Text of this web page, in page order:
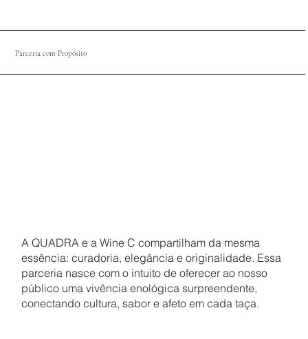
Parceria com Propósito
A QUADRA e a Wine C compartilham da mesma
essência: curadoria, elegância e originalidade. Essa
parceria nasce com o intuito de oferecer ao nosso
público uma vivência enológica surpreendente,
conectando cultura, sabor e afeto em cada taça.